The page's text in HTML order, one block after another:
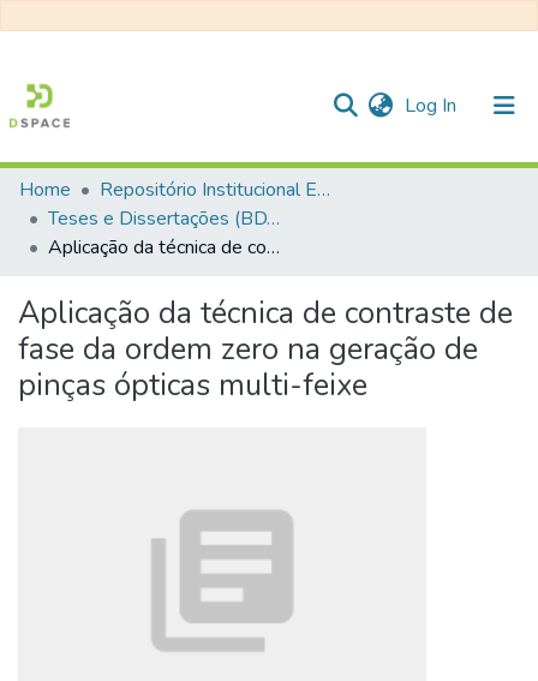
Log In (current)
Communities & Collections
All of DSpace
Statistics
Home
Repositório Institucional EESC
Teses e Dissertações (BDTD USP)
Aplicação da técnica de contraste de fase da ordem zero na geração de pinças ópticas multi-feixe
Aplicação da técnica de contraste de
fase da ordem zero na geração de
pinças ópticas multi-feixe